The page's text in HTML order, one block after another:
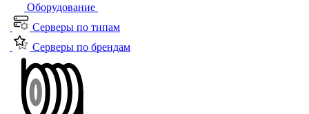
Оборудование
Серверы по типам
Серверы по брендам